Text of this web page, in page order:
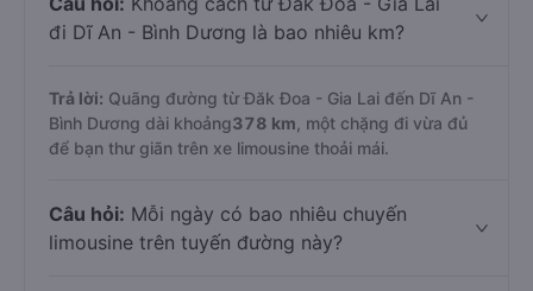
đi Dĩ An - Bình Dương là bao nhiêu km?
Trả lời: Quãng đường từ Đăk Đoa - Gia Lai đến Dĩ An -
Bình Dương dài khoảng378 km , một chặng đi vừa đủ
để bạn thư giãn trên xe limousine thoải mái.
Câu hỏi: Mỗi ngày có bao nhiêu chuyến
limousine trên tuyến đường này?